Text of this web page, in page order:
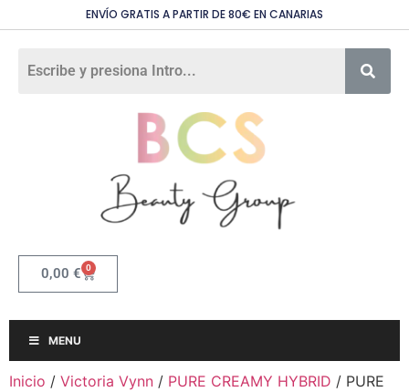
ENVÍO GRATIS A PARTIR DE 80€ EN CANARIAS
0,00 € 0
MENU
Inicio / Victoria Vynn / PURE CREAMY HYBRID / PURE